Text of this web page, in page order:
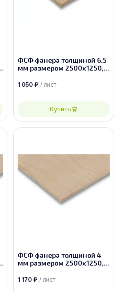
ФСФ фанера толщиной 6.5
мм размером 2500х1250,
1 050 ₽ / лист
Купить
ФСФ фанера толщиной 4
мм размером 2500х1250,
1 170 ₽ / лист